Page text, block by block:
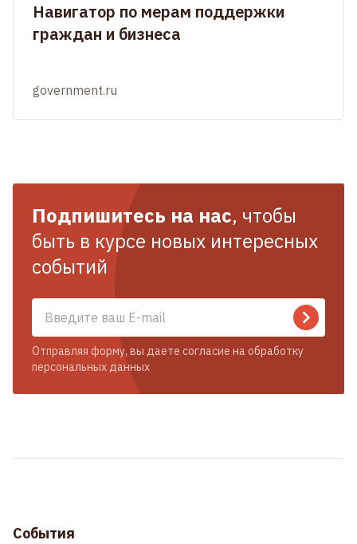
Навигатор по мерам поддержки
граждан и бизнеса
government.ru
Подпишитесь на нас, чтобы
быть в курсе новых интересных
событий
Отправляя форму, вы даете согласие на обработку
персональных данных
События